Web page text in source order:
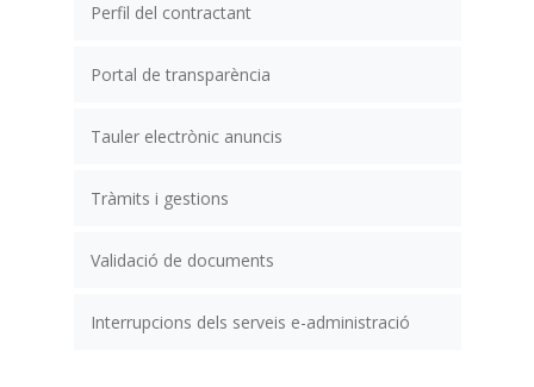
Perfil del contractant
Portal de transparència
Tauler electrònic anuncis
Tràmits i gestions
Validació de documents
Interrupcions dels serveis e-administració